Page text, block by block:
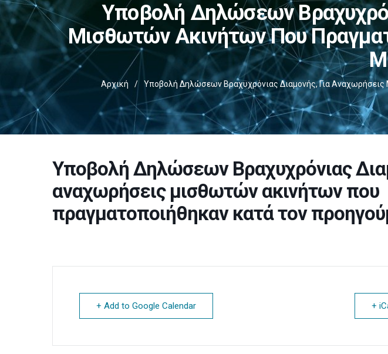
Υποβολή Δηλώσεων
Μισθωτών Ακινήτων Που
Αρχική / Υποβολή Δηλώσεων Βραχυχρόνιας Διαμονής, Για
Υποβολή Δηλώσεων Βραχυχρόνιας
αναχωρήσεις μισθωτών ακινήτων που
πραγματοποιήθηκαν κατά τον
+ Add to Google Calendar +